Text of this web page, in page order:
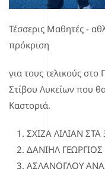
Τέσσερις Μαθητές -
πρόκριση
για τους τελικούς
Στίβου Λυκείων που
Καστοριά.
ΣΧΙΖΑ ΛΙΛΙΑΝ
ΔΑΝΙΗΛ
ΑΣΛΑΝΟΓΛΟΥ